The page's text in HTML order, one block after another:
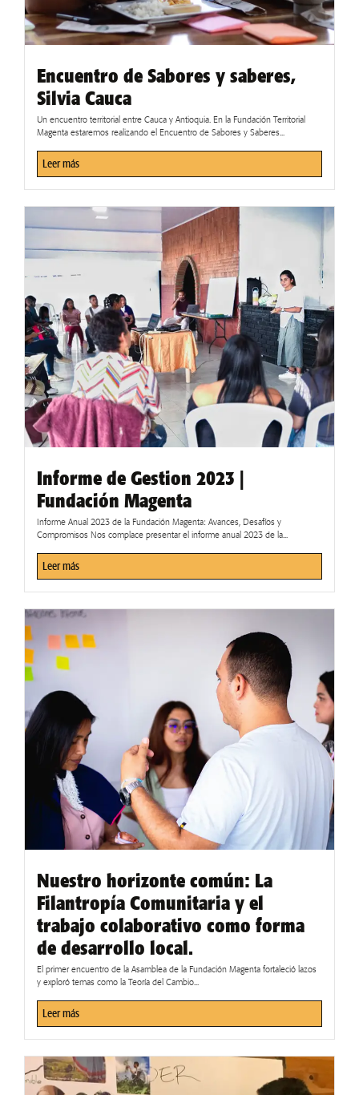
Encuentro de Sabores y saberes,
Silvia Cauca
Un encuentro territorial entre Cauca y Antioquia. En la Fundación Territorial
Magenta estaremos realizando el Encuentro de Sabores y Saberes...
Leer más
Informe de Gestion 2023 |
Fundación Magenta
Informe Anual 2023 de la Fundación Magenta: Avances, Desafíos y
Compromisos Nos complace presentar el informe anual 2023 de la...
Leer más
Nuestro horizonte común: La
Filantropía Comunitaria y el
trabajo colaborativo como forma
de desarrollo local.
El primer encuentro de la Asamblea de la Fundación Magenta fortaleció lazos
y exploró temas como la Teoría del Cambio...
Leer más